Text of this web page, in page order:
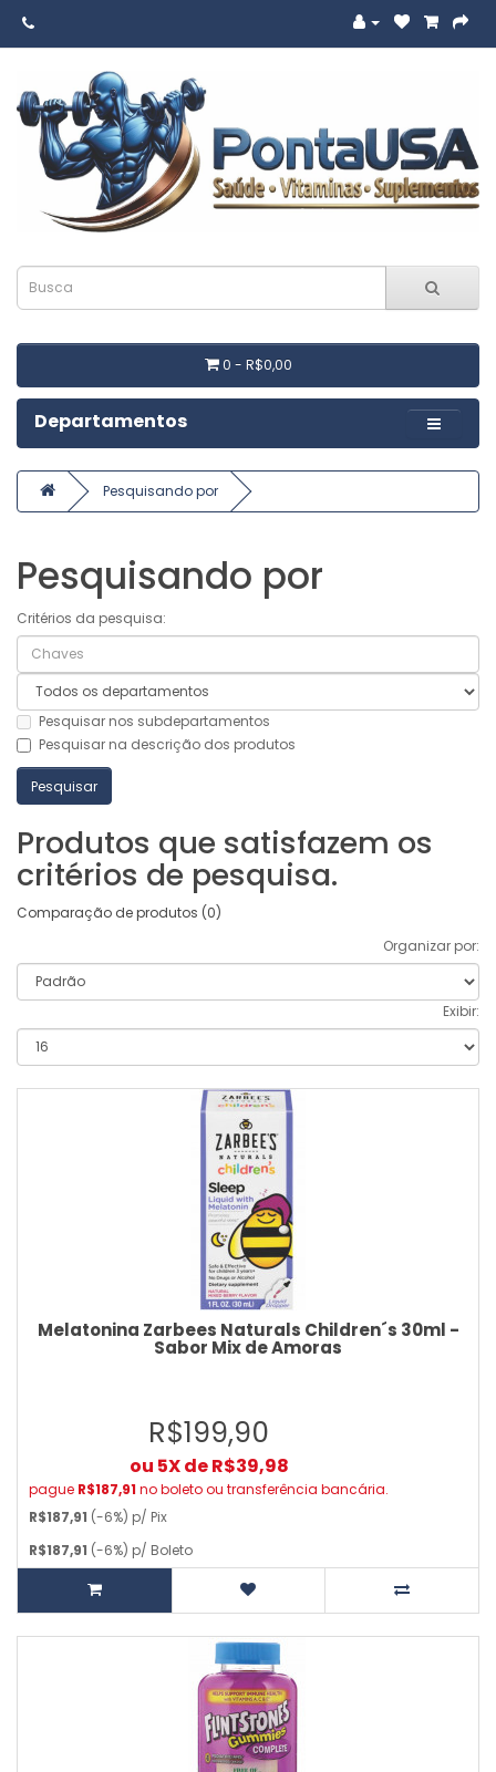
0 - R$0,00
Departamentos
Pesquisando por
Pesquisando por
Critérios da pesquisa:
Pesquisar nos subdepartamentos
Pesquisar na descrição dos produtos
Produtos que satisfazem os
critérios de pesquisa.
Comparação de produtos (0)
Organizar por:
Exibir:
Melatonina Zarbees Naturals Children´s 30ml -
Sabor Mix de Amoras
R$199,90
ou 5X de R$39,98
pague R$187,91 no boleto ou transferência bancária.
R$187,91 (-6%) p/ Pix
R$187,91 (-6%) p/ Boleto